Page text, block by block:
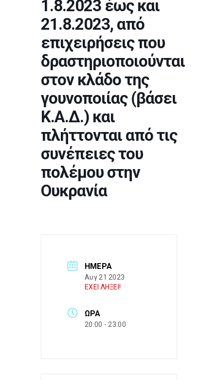
1.8.2023 έως και
21.8.2023, από
επιχειρήσεις που
δραστηριοποιούνται
στον κλάδο της
γουνοποιίας (βάσει
Κ.Α.Δ.) και
πλήττονται από τις
συνέπειες του
πολέμου στην
Ουκρανία
ΗΜΈΡΑ
Αυγ 21 2023
ΕΧΕΙ ΛΗΞΕΙ!
ΏΡΑ
20:00 - 23:00